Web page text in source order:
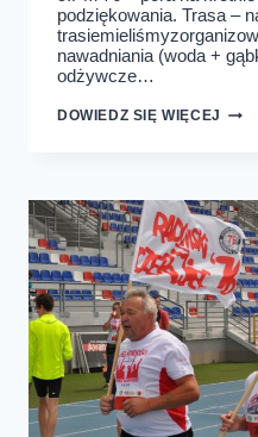
podziękowania. Trasa –
nawadniania
odżywcze…
DOWIEDZ SIĘ WIĘCEJ